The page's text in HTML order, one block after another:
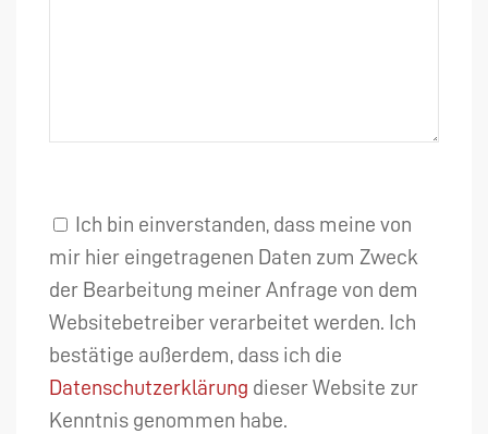
Ich bin einverstanden, dass meine von
mir hier eingetragenen Daten zum Zweck
der Bearbeitung meiner Anfrage von dem
Websitebetreiber verarbeitet werden. Ich
bestätige außerdem, dass ich die
Datenschutzerklärung dieser Website zur
Kenntnis genommen habe.